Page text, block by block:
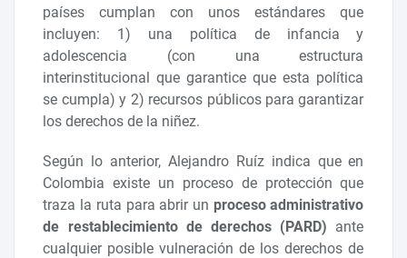
países cumplan con unos estándares que
incluyen: 1) una política de infancia y
adolescencia (con una estructura
interinstitucional que garantice que esta política
se cumpla) y 2) recursos públicos para garantizar
los derechos de la niñez.
Según lo anterior, Alejandro Ruíz indica que en
Colombia existe un proceso de protección que
traza la ruta para abrir un proceso administrativo
de restablecimiento de derechos (PARD) ante
cualquier posible vulneración de los derechos de